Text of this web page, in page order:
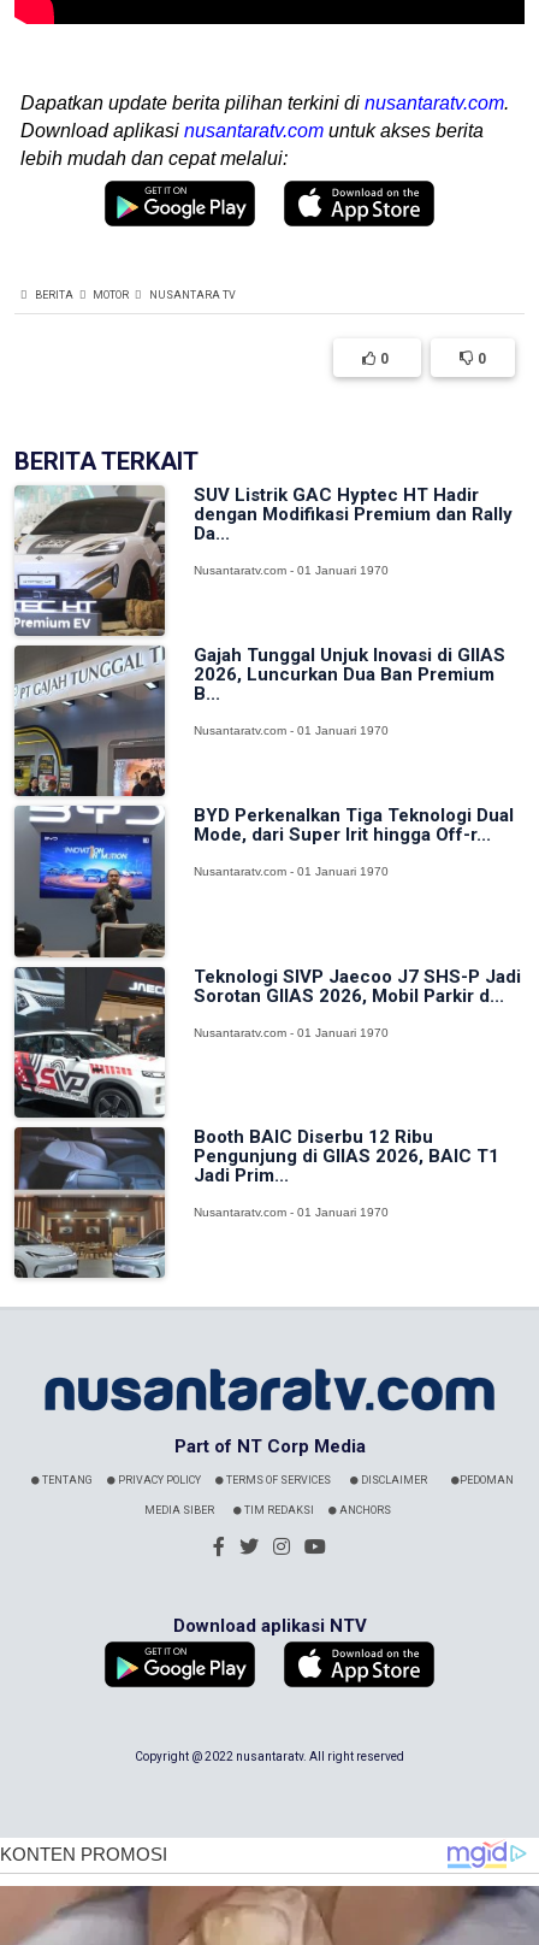
Dapatkan update berita pilihan terkini di nusantaratv.com.
Download aplikasi nusantaratv.com untuk akses berita
lebih mudah dan cepat melalui:
BERITA MOTOR NUSANTARA TV
0 0
BERITA TERKAIT
SUV Listrik GAC Hyptec HT Hadir
dengan Modifikasi Premium dan Rally
Da...
Nusantaratv.com - 01 Januari 1970
Gajah Tunggal Unjuk Inovasi di GIIAS
2026, Luncurkan Dua Ban Premium
B...
Nusantaratv.com - 01 Januari 1970
BYD Perkenalkan Tiga Teknologi Dual
Mode, dari Super Irit hingga Off-r...
Nusantaratv.com - 01 Januari 1970
Teknologi SIVP Jaecoo J7 SHS-P Jadi
Sorotan GIIAS 2026, Mobil Parkir d...
Nusantaratv.com - 01 Januari 1970
Booth BAIC Diserbu 12 Ribu
Pengunjung di GIIAS 2026, BAIC T1
Jadi Prim...
Nusantaratv.com - 01 Januari 1970
Part of NT Corp Media
TENTANG PRIVACY POLICY TERMS OF SERVICES DISCLAIMER PEDOMAN
MEDIA SIBER TIM REDAKSI ANCHORS
Download aplikasi NTV
Copyright @ 2022 nusantaratv. All right reserved